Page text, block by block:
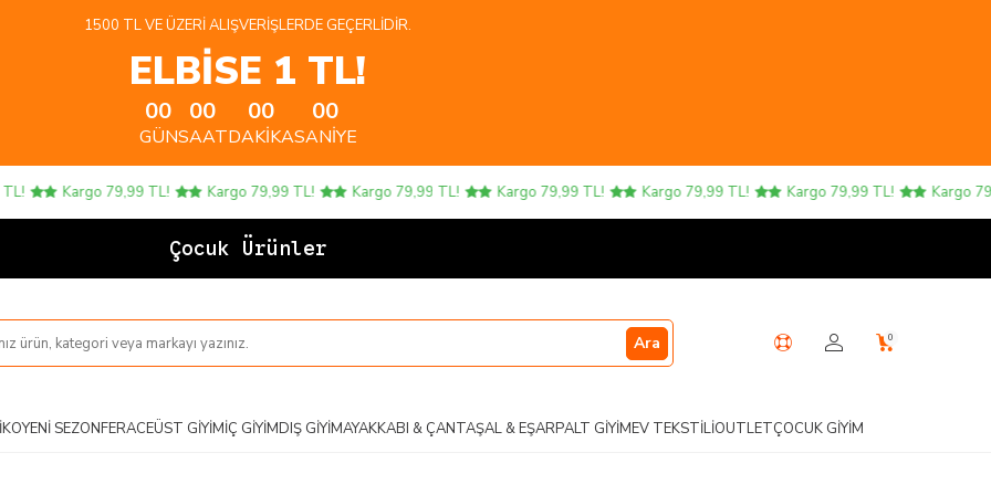
1500 TL VE ÜZERI ALIŞVERIŞLERDE GEÇERLIDIR.
ELBİSE 1 TL!
00
GÜN
00
SAAT
00
DAKIKA
00
SANIYE
Kargo 79,99 TL! Kargo 79,99 TL! Kargo 79,99 TL! Kargo 79,99 TL! Kargo 79,99 TL! Kargo 79,99 TL! Kargo 79,99
Çocuk Ürünlerinde 4
Ara 0
YENI SEZONFERACEÜST GIYIMİÇ GIYIMDIŞ GIYIMAYAKKABI & ÇANTAŞAL & EŞARPALT GIYIMEV TEKSTILIOUTLETÇOCUK GIYIM